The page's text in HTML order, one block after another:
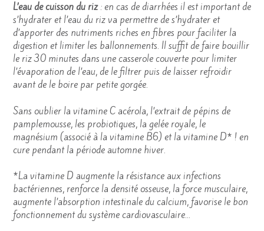
L’eau de cuisson du riz: en cas de diarrhées il est important de
s’hydrater et l’eau du riz va permettre de s’hydrater et
d’apporter des nutriments riches en fibres pour faciliter la
digestion et limiter les ballonnements. Il suffit de faire bouillir
le riz 30 minutes dans une casserole couverte pour limiter
l’évaporation de l’eau, de le filtrer puis de laisser refroidir
avant de le boire par petite gorgée.
Sans oublier la vitamine C acérola, l’extrait de pépins de
pamplemousse, les probiotiques, la gelée royale, le
magnésium (associé à la vitamine B6) et la vitamine D* ! en
cure pendant la période automne hiver.
*La vitamine D augmente la résistance aux infections
bactériennes, renforce la densité osseuse, la force musculaire,
augmente l’absorption intestinale du calcium, favorise le bon
fonctionnement du système cardiovasculaire…